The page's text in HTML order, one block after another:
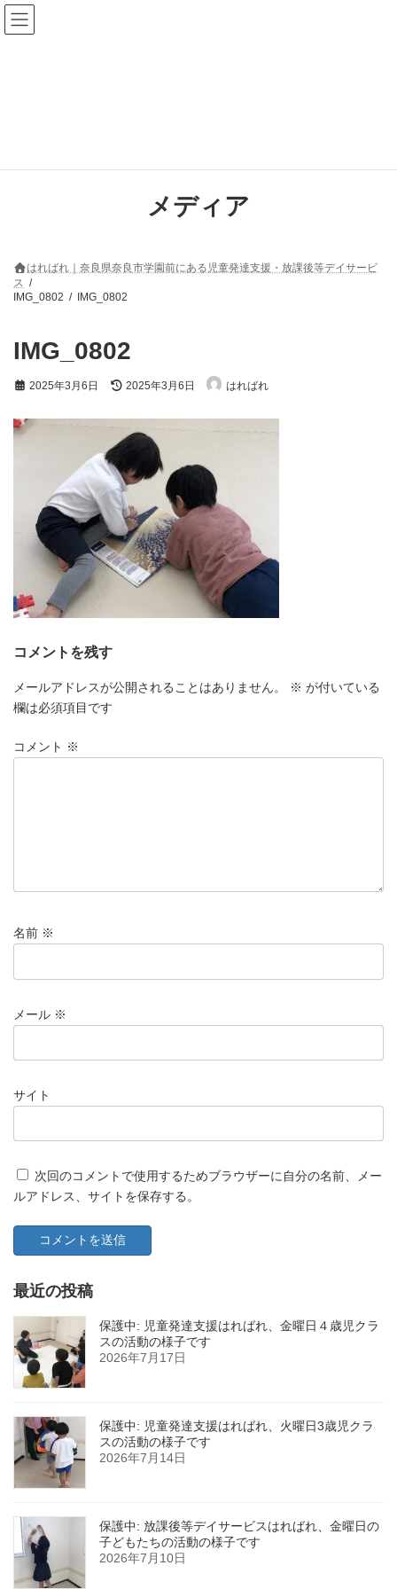
コ
ン
テ
ナ
ビ
ゲ
メディア
はればれ｜奈良県奈良市学園前にある児童発達支援・放課後等デイサービ
ス
IMG_0802
IMG_0802
IMG_0802
2025年3月6日
最
日
:
2025年3月6日 はればれ
コメントを残す
メールアドレスが公開されることはありません。 ※ が付いている
欄は必須項目です
コメント ※
名前 ※
メール ※
サイト
次回のコメントで使用するためブラウザーに自分の名前、メー
ルアドレス、サイトを保存する。
最近の投稿
保護中: 児童発達支援はればれ、金曜日４歳児クラ
スの活動の様子です
2026年7月17日
保護中: 児童発達支援はればれ、火曜日3歳児クラ
スの活動の様子です
2026年7月14日
保護中: 放課後等デイサービスはればれ、金曜日の
子どもたちの活動の様子です
2026年7月10日